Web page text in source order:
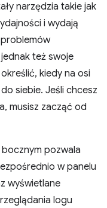
narzędzia takie jak
i wydają
też swoje
kiedy na osi
siebie. Jeśli chcesz
musisz zacząć od
pozwala
w panelu
wyświetlane
logu